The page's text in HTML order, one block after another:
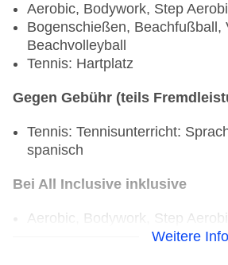
Aerobic, Bodywork, Step
Bogenschießen, Beachfußball,
Beachvolleyball
Tennis: Hartplatz
Gegen Gebühr (teils
Tennis: Tennisunterricht:
spanisch
Bei All Inclusive inklusive
Aerobic, Bodywork, Step
Bogenschießen, Beachfußball,
Weitere